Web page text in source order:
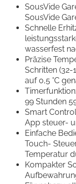
SousVide
SousVide
Schnelle
wasserfest
Präzise
Schritten (32-
auf 0,5 °C
99 Stunden
Smart
App steuer-
Einfache
Touch-
Temperatur
Kompakter